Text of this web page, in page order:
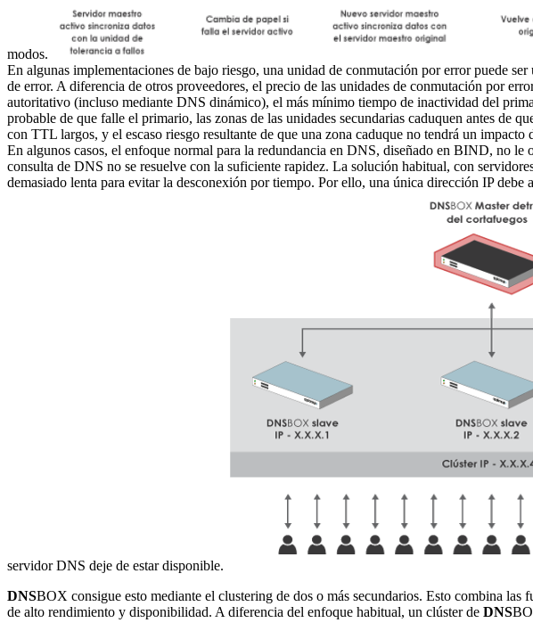
modos.
En algunas implementaciones de bajo riesgo, una unidad de conmutación por error puede
de error. A diferencia de otros proveedores, el precio de las unidades de conmutación por
autoritativo (incluso mediante DNS dinámico), el más mínimo tiempo de inactividad del
probable de que falle el primario, las zonas de las unidades secundarias caduquen antes de
con TTL largos, y el escaso riesgo resultante de que una zona caduque no tendrá un
En algunos casos, el enfoque normal para la redundancia en DNS, diseñado en BIND, no
consulta de DNS no se resuelve con la suficiente rapidez. La solución habitual, con
demasiado lenta para evitar la desconexión por tiempo. Por ello, una única dirección IP
servidor DNS deje de estar disponible.
DNSBOX consigue esto mediante el clustering de dos o más secundarios. Esto combina
de alto rendimiento y disponibilidad. A diferencia del enfoque habitual, un clúster de DNS